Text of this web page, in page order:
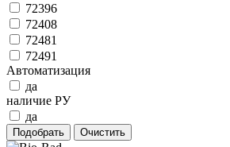
72396
72408
72481
72491
Автоматизация
да
наличие РУ
да